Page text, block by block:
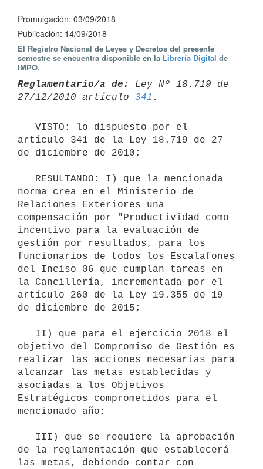
Promulgación: 03/09/2018
Publicación: 14/09/2018
El Registro Nacional de Leyes y Decretos del presente
semestre se encuentra disponible en la Librería Digital de
IMPO.
Reglamentario/a de:
Ley Nº 18.719 de
27/12/2010 artículo 341
artículo 341 de la Ley 18.719 de 27
de diciembre de 2010;
norma crea en el Ministerio de
Relaciones Exteriores una
compensación por "Productividad como
incentivo para la evaluación de
gestión por resultados, para los
funcionarios de todos los Escalafones
del Inciso 06 que cumplan tareas en
la Cancillería, incrementada por el
artículo 260 de la Ley 19.355 de 19
de diciembre de 2015;
objetivo del Compromiso de Gestión es
realizar las acciones necesarias para
alcanzar las metas establecidas y
asociadas a los Objetivos
Estratégicos comprometidos para el
mencionado año;
de la reglamentación que establecerá
las metas, debiendo contar con